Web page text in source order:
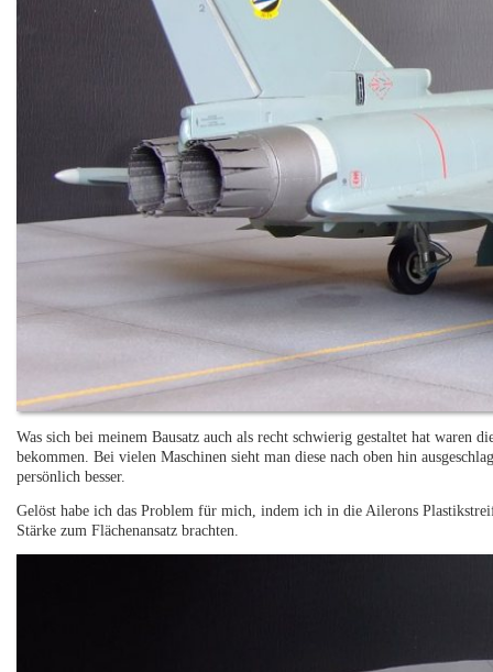
Was sich bei meinem Bausatz auch als recht schwierig gestaltet hat waren
bekommen. Bei vielen Maschinen sieht man diese nach oben hin
persönlich besser.
Gelöst habe ich das Problem für mich, indem ich in die Ailerons
Stärke zum Flächenansatz brachten.